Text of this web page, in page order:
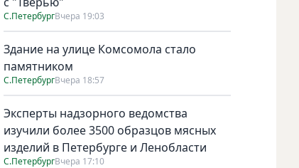
С.ПетербургВчера 19:03
Здание на улице Комсомола стало
памятником
С.ПетербургВчера 18:57
Эксперты надзорного ведомства
изучили более 3500 образцов мясных
изделий в Петербурге и Ленобласти
С.ПетербургВчера 17:10